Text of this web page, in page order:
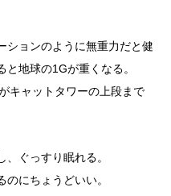
ションのように無重力だと健
地球の1Gが重くなる。
キャットタワーの上段まで
ぐっすり眠れる。
にちょうどいい。